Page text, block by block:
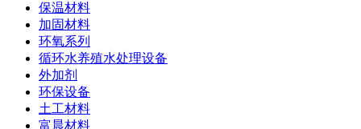
保温材料
加固材料
环氧系列
循环水养殖水处理设备
外加剂
环保设备
土工材料
富晨材料